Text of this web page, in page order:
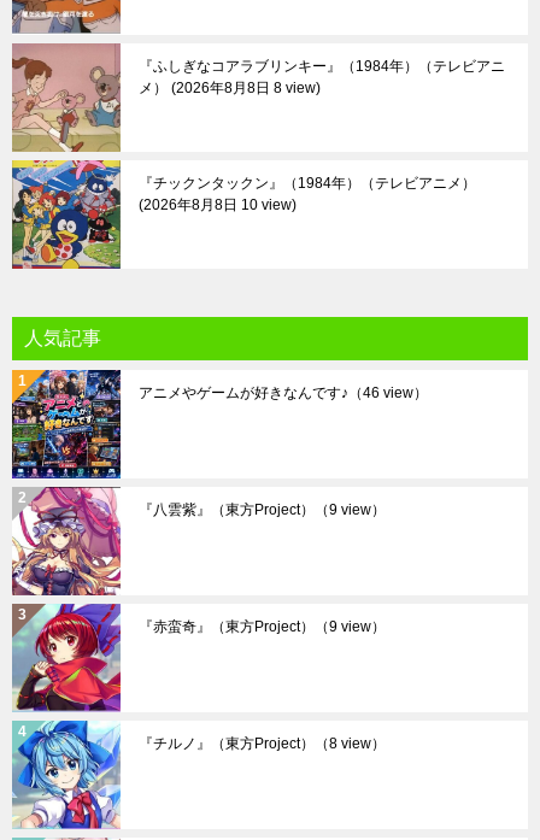
『ふしぎなコアラブリンキー』（1984年）（テレビアニ
メ）
2026年8月8日 8 view
『チックンタックン』（1984年）（テレビアニメ）
2026年8月8日 10 view
人気記事
アニメやゲームが好きなんです♪ （46 view）
『八雲紫』（東方Project） （9 view）
『赤蛮奇』（東方Project） （9 view）
『チルノ』（東方Project） （8 view）